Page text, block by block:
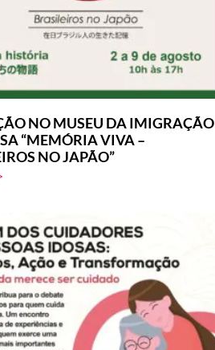
NO MUSEU DA IMIGRAÇÃO
“MEMÓRIA VIVA –
NO JAPÃO”